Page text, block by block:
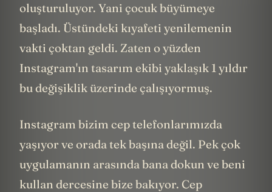
oluşturuluyor. Yani çocuk büyümeye
başladı. Üstündeki kıyafeti yenilemenin
vakti çoktan geldi. Zaten o yüzden
Instagram'ın tasarım ekibi yaklaşık 1 yıldır
bu değişiklik üzerinde çalışıyormuş.
Instagram bizim cep telefonlarımızda
yaşıyor ve orada tek başına değil. Pek çok
uygulamanın arasında bana dokun ve beni
kullan dercesine bize bakıyor. Cep